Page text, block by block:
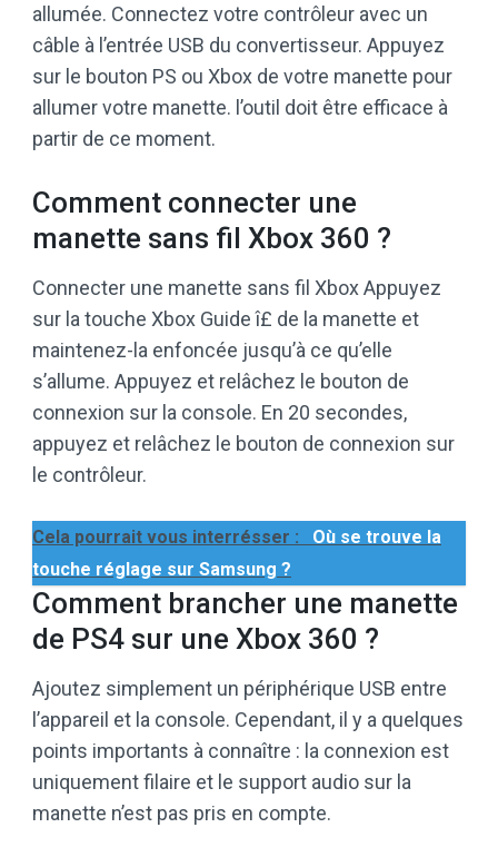
allumée. Connectez votre contrôleur avec un
câble à l’entrée USB du convertisseur. Appuyez
sur le bouton PS ou Xbox de votre manette pour
allumer votre manette. l’outil doit être efficace à
partir de ce moment.
Comment connecter une
manette sans fil Xbox 360 ?
Connecter une manette sans fil Xbox Appuyez
sur la touche Xbox Guide î£ de la manette et
maintenez-la enfoncée jusqu’à ce qu’elle
s’allume. Appuyez et relâchez le bouton de
connexion sur la console. En 20 secondes,
appuyez et relâchez le bouton de connexion sur
le contrôleur.
Cela pourrait vous interrésser :
Où se trouve la
touche réglage sur Samsung ?
Comment brancher une manette
de PS4 sur une Xbox 360 ?
Ajoutez simplement un périphérique USB entre
l’appareil et la console. Cependant, il y a quelques
points importants à connaître : la connexion est
uniquement filaire et le support audio sur la
manette n’est pas pris en compte.